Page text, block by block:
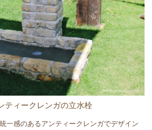
ティークレンガの立水栓
一感のあるアンティークレンガでデザイン